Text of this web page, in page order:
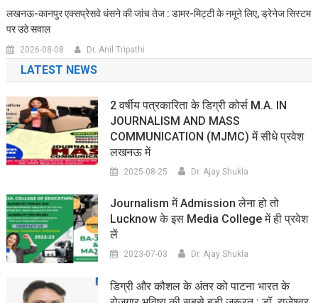
लखनऊ-कानपुर एक्सप्रेसवे धंसने की जांच तेज : डामर-मिट्टी के नमूने लिए, ड्रेनेज सिस्टम
पर उठे सवाल
2026-08-08 Dr. Anil Tripathi
LATEST NEWS
2 वर्षीय पत्रकारिता के डिग्री कोर्स M.A. IN
JOURNALISM AND MASS
COMMUNICATION (MJMC) में सीधे प्रवेश
लखनऊ में
2025-08-25 Dr. Ajay Shukla
Journalism में Admission लेना हो तो
Lucknow के इस Media College में ही प्रवेश
लें
2023-07-03 Dr. Ajay Shukla
डिग्री और कौशल के अंतर को पाटना भारत के